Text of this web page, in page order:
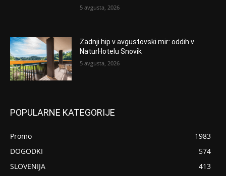
5 avgusta, 2026
Zadnji hip v avgustovski mir: oddih v
NaturHotelu Snovik
5 avgusta, 2026
POPULARNE KATEGORIJE
Promo
1983
DOGODKI
574
SLOVENIJA
413